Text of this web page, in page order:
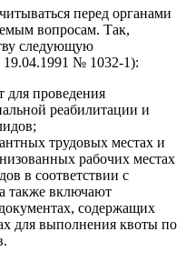
перед органами
вопросам. Так,
следующую
№ 1032-1):
для проведения
реабилитации и
трудовых местах и
рабочих местах
в соответствии с
также включают
содержащих
для выполнения квоты по